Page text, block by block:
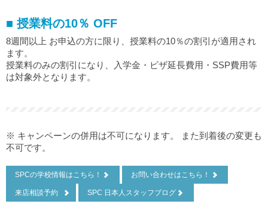
■ 授業料の10％ OFF
8週間以上 お申込の方に限り、授業料の10％の割引が適用され
ます。
授業料のみの割引になり、入学金・ビザ延長費用・SSP費用等
は対象外となります。
※ キャンペーンの併用は不可になります。 また到着後の変更も
不可です。
SPCの学校情報はこちら！ お問い合わせはこちら！
来店相談予約 SPC 日本人スタッフブログ